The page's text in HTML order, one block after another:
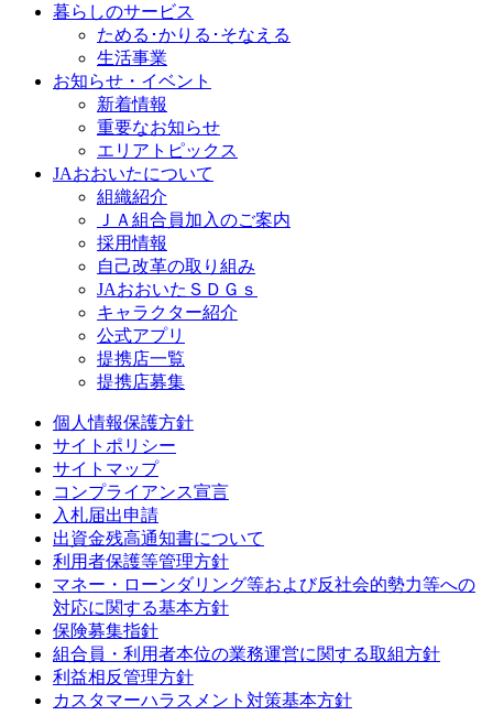
暮らしのサービス
ためる･かりる･そなえる
生活事業
お知らせ・イベント
新着情報
重要なお知らせ
エリアトピックス
JAおおいたについて
組織紹介
ＪＡ組合員加入のご案内
採用情報
自己改革の取り組み
JAおおいたＳＤＧｓ
キャラクター紹介
公式アプリ
提携店一覧
提携店募集
個人情報保護方針
サイトポリシー
サイトマップ
コンプライアンス宣言
入札届出申請
出資金残高通知書について
利用者保護等管理方針
マネー・ローンダリング等および反社会的勢力等への
対応に関する基本方針
保険募集指針
組合員・利用者本位の業務運営に関する取組方針
利益相反管理方針
カスタマーハラスメント対策基本方針